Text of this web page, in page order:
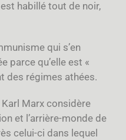
habillé tout de noir,
qui s’en
parce qu’elle est «
des régimes athées.
Marx considère
et l’arrière-monde de
celui-ci dans lequel